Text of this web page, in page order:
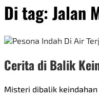
Di tag: Jalan
Cerita di Balik
Misteri dibalik keindahan